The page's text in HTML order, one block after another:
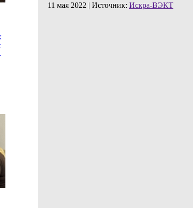
11 мая 2022 | Источник: Искра-ВЭКТ